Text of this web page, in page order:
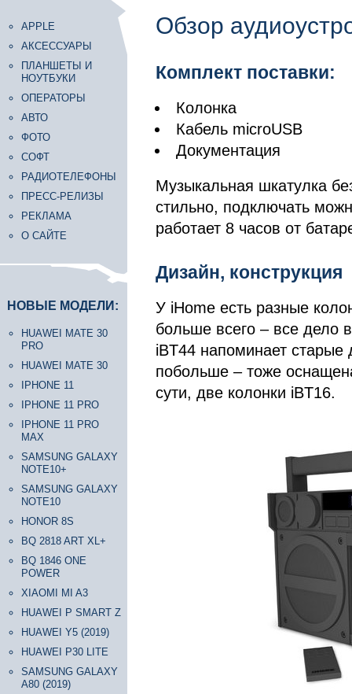
APPLE
АКСЕССУАРЫ
ПЛАНШЕТЫ И
НОУТБУКИ
ОПЕРАТОРЫ
АВТО
ФОТО
СОФТ
РАДИОТЕЛЕФОНЫ
ПРЕСС-РЕЛИЗЫ
РЕКЛАМА
О САЙТЕ
НОВЫЕ МОДЕЛИ:
HUAWEI MATE 30
PRO
HUAWEI MATE 30
IPHONE 11
IPHONE 11 PRO
IPHONE 11 PRO
MAX
SAMSUNG GALAXY
NOTE10+
SAMSUNG GALAXY
NOTE10
HONOR 8S
BQ 2818 ART XL+
BQ 1846 ONE
POWER
XIAOMI MI A3
HUAWEI P SMART Z
HUAWEI Y5 (2019)
HUAWEI P30 LITE
SAMSUNG GALAXY
A80 (2019)
Обзор
Комплект поставки:
Колонка
Кабель microUSB
Документация
Музыкальная шкатулка
стильно, подключать
работает 8 часов от
Дизайн, конструкция
У iHome есть разные
больше всего – все дело
iBT44 напоминает
побольше – тоже
сути, две колонки iBT16.